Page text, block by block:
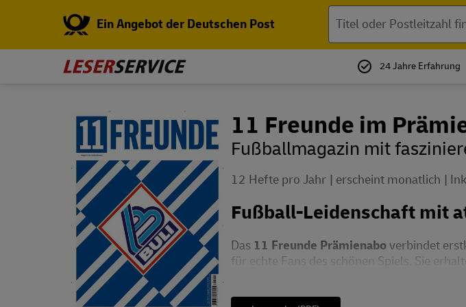
Ein Angebot der Deutschen Post
24 Jahre Erfahrung
11 Freunde im
Fußballmagazin mit
12 Hefte pro Jahr erscheint monatlich
Fußball-Leidenschaft mit
Das 11 Freunde Prämienaboverbindet
für echte Fans des schönen Spiels. Sie